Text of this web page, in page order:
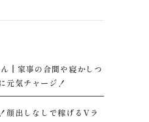
| 家事の合間や寝かしつ
元気チャージ！
顔出しなしで稼げるVラ